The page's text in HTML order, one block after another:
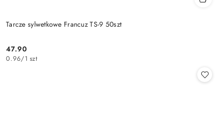
Tarcze sylwetkowe Francuz TS-9 50szt
Cena:
47.90
0.96/1 szt